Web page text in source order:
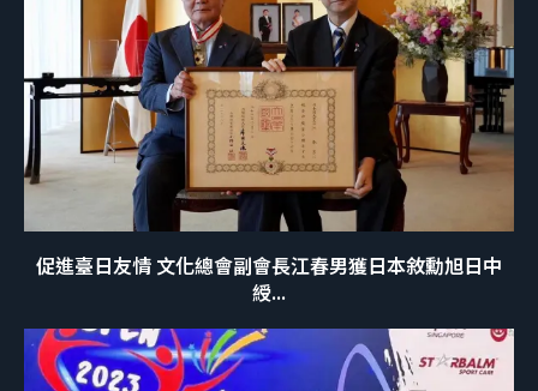
促進臺日友情 文化總會副會長江春男獲日本敘勳旭日中
綬...